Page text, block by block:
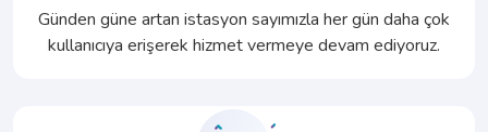
Günden güne artan istasyon sayımızla her gün daha çok
kullanıcıya erişerek hizmet vermeye devam ediyoruz.